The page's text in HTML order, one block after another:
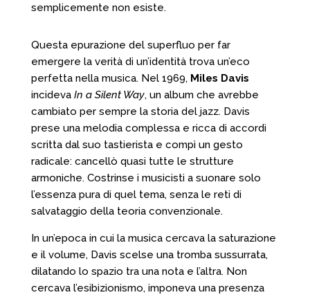
semplicemente non esiste.
Questa epurazione del superfluo per far
emergere la verità di un’identità trova un’eco
perfetta nella musica. Nel 1969, Miles Davis
incideva In a Silent Way, un album che avrebbe
cambiato per sempre la storia del jazz. Davis
prese una melodia complessa e ricca di accordi
scritta dal suo tastierista e compì un gesto
radicale: cancellò quasi tutte le strutture
armoniche. Costrinse i musicisti a suonare solo
l’essenza pura di quel tema, senza le reti di
salvataggio della teoria convenzionale.
In un’epoca in cui la musica cercava la saturazione
e il volume, Davis scelse una tromba sussurrata,
dilatando lo spazio tra una nota e l’altra. Non
cercava l’esibizionismo, imponeva una presenza